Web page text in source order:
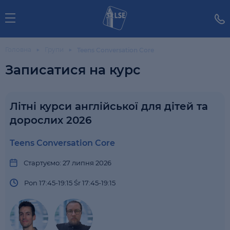
Записатися на курс
Літні курси англійської для дітей та
дорослих 2026
Teens Conversation Core
Стартуємо: 27 липня 2026
Pon 17:45-19:15 Śr 17:45-19:15